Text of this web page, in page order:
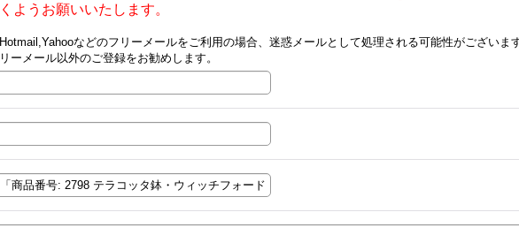
くようお願いいたします。
Hotmail,Yahooなどのフリーメールをご利用の場合、迷惑メールとして処理される可能性がございま
リーメール以外のご登録をお勧めします。